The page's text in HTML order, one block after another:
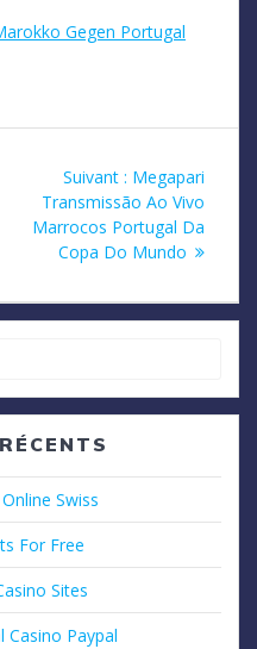
Gegen Portugal
Suivant : Article
suivant
:
Megapari
Transmissão Ao Vivo
Marrocos Portugal Da
Copa Do Mundo
Swiss
For Free
Sites
Casino Paypal